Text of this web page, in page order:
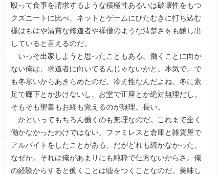
殴って食事を請求するような積極性あるいは破壊性をもつ
クズニートに比べ、ネットとゲームにひたむきに打ち込む
様はもはや清貧な修道者や禅僧のような清楚さをも醸し出
していると言えるのだ。
いっそ出家しようと思ったこともある。働くことに向か
ない俺は、求道者に向いてるんじゃないかと。本気で。で
も冬寒いからあきらめたのだ。冷え性なんだよね。冬に素
足で廊下とか歩けないし、お堂で正座とか絶対無理だし。
そもそも聖書もお経も覚えるのが無理。長い。
かといってもちろん働くのも無理なのだ。これまで全く
働かなかったわけではない。ファミレスと倉庫と雑貨屋で
アルバイトをしたことがある。だがどれも続かなかった。
なぜか。それは俺があまりにも純粋で仕方ないからさ。俺
の経験からすると働くことは嘘をつくことなのだ。美味し